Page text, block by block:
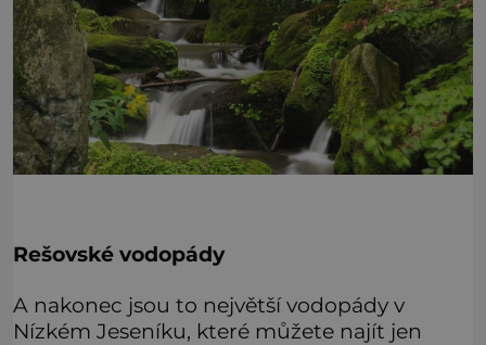
Rešovské vodopády
A nakonec jsou to největší vodopády v
Nízkém Jeseníku, které můžete najít jen